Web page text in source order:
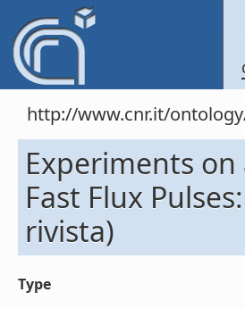
http://www.cnr.it/
Experiments
Fast Flux
rivista)
Type